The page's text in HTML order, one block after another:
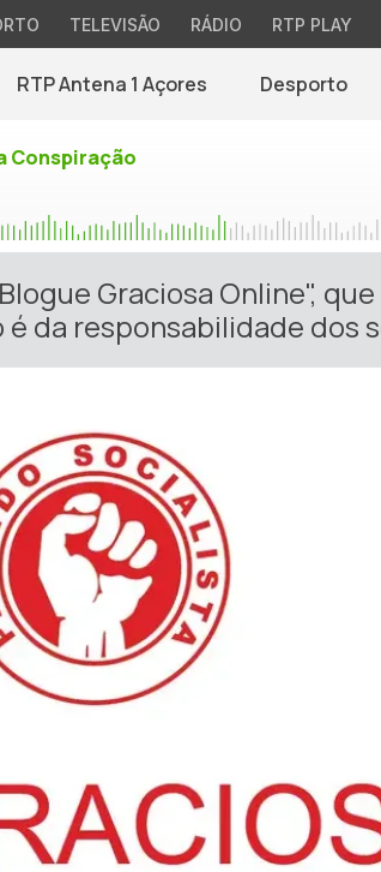
TELEVISÃO RÁDIO RTP PLAY
RTP Antena 1 Açores Desporto
Conspiração
Graciosa Online",
da responsabilidade dos